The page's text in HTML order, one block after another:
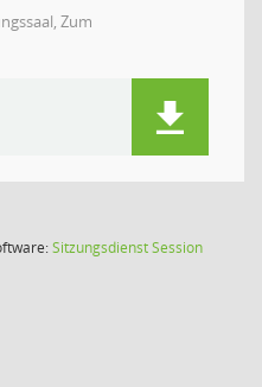
Zum
SitzungsdienstSession(Wird in